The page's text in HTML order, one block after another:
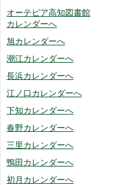
オーテピア高知図書館
カレンダーへ
旭カレンダーへ
潮江カレンダーへ
長浜カレンダーへ
江ノ口カレンダーへ
下知カレンダーへ
春野カレンダーへ
三里カレンダーへ
鴨田カレンダーへ
初月カレンダーへ